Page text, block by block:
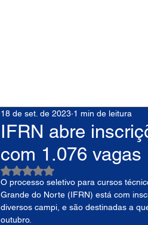
IFRN abre
com 1.076 vagas
18 de set. de 2023 1 min de leitura
Avaliado com NaN de 5 estrelas.
O processo seletivo para cursos
Grande do Norte (IFRN) está com
diversos campi, e são destinadas a
outubro.